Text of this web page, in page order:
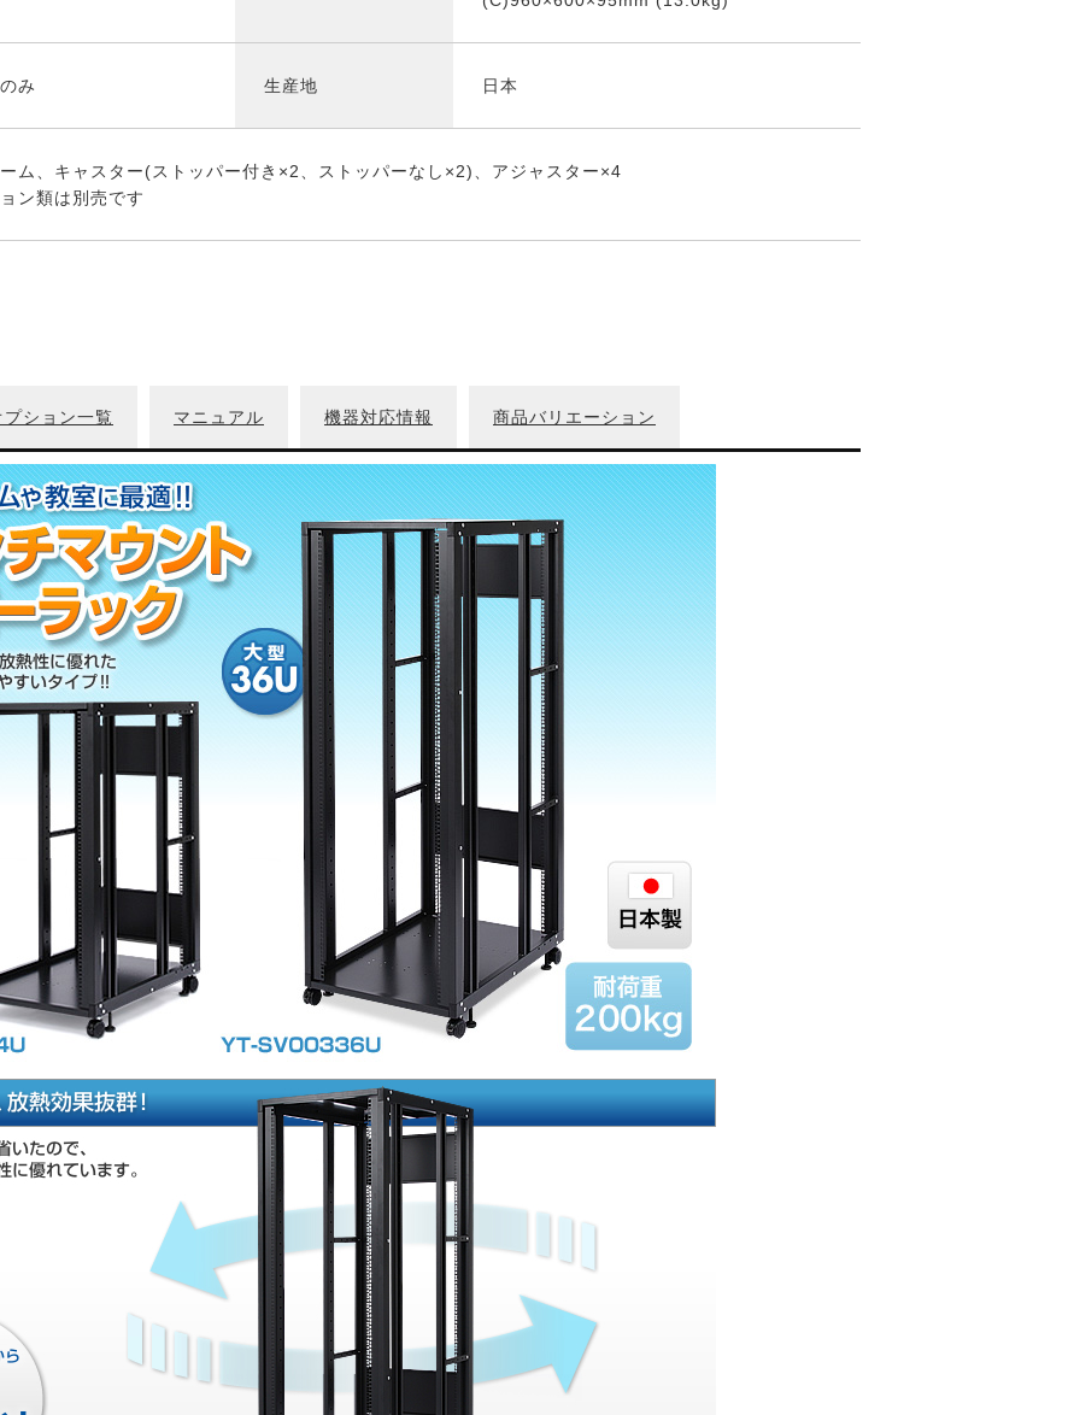
み 生産地 日本
ム、キャスター(ストッパー付き×2、ストッパーなし×2)、アジャスター×4
ン類は別売です
プション一覧 マニュアル 機器対応情報 商品バリエーション